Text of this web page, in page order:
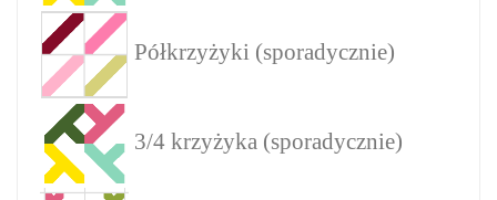
Półkrzyżyki (sporadycznie)
3/4 krzyżyka (sporadycznie)